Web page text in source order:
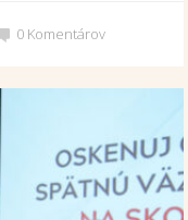
0 Komentárov